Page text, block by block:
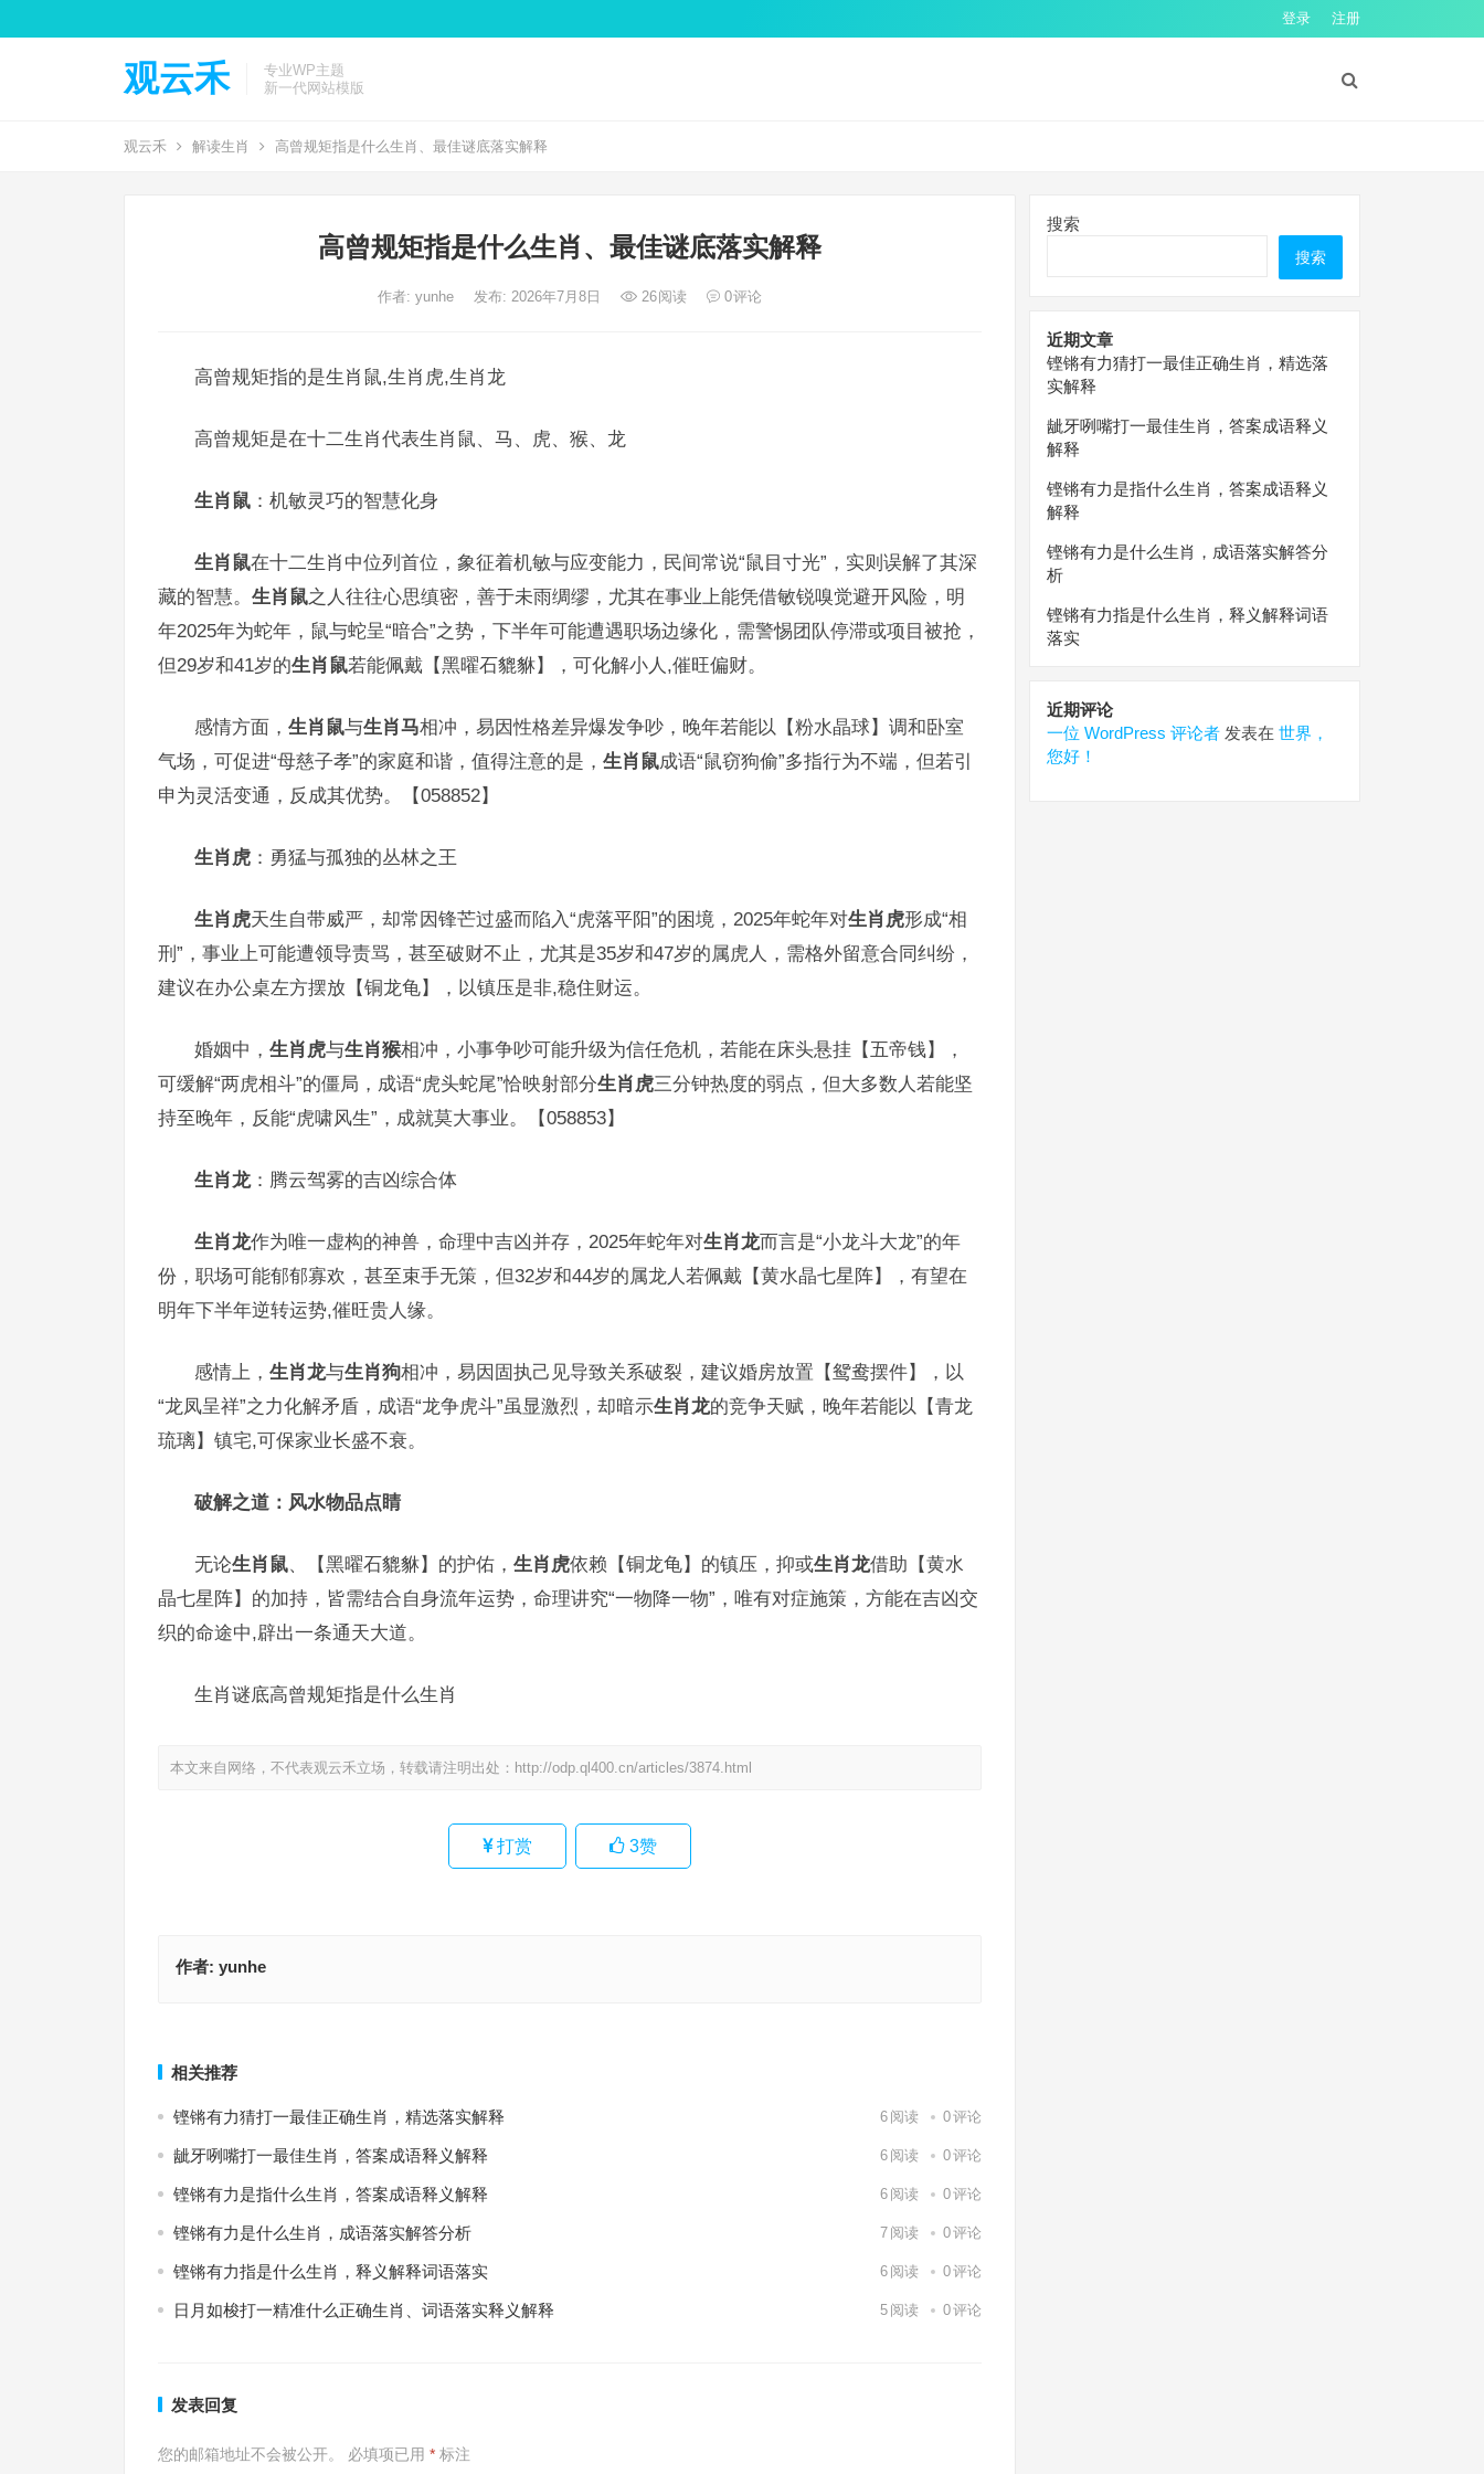
登录 注册
观云禾
专业WP主题
新一代网站模版
观云禾 解读生肖 高曾规矩指是什么生肖、最佳谜底落实解释
高曾规矩指是什么生肖、最佳谜底落实解释
作者: yunhe 发布: 2026年7月8日 26阅读 0评论
高曾规矩指的是生肖鼠,生肖虎,生肖龙
高曾规矩是在十二生肖代表生肖鼠、马、虎、猴、龙
生肖鼠 ：机敏灵巧的智慧化身
生肖鼠在十二生肖中位列首位，象征着机敏与应变能力，民间常说“鼠目寸光”，实则误解了其深
藏的智慧。 生肖鼠之人往往心思缜密，善于未雨绸缪，尤其在事业上能凭借敏锐嗅觉避开风险，明
年2025年为蛇年，鼠与蛇呈“暗合”之势，下半年可能遭遇职场边缘化，需警惕团队停滞或项目被抢，
但29岁和41岁的生肖鼠若能佩戴【黑曜石貔貅】，可化解小人,催旺偏财。
感情方面， 生肖鼠与生肖马相冲，易因性格差异爆发争吵，晚年若能以【粉水晶球】调和卧室
气场，可促进“母慈子孝”的家庭和谐，值得注意的是， 生肖鼠成语“鼠窃狗偷”多指行为不端，但若引
申为灵活变通，反成其优势。【058852】
生肖虎 ：勇猛与孤独的丛林之王
生肖虎天生自带威严，却常因锋芒过盛而陷入“虎落平阳”的困境，2025年蛇年对生肖虎形成“相
刑”，事业上可能遭领导责骂，甚至破财不止，尤其是35岁和47岁的属虎人，需格外留意合同纠纷，
建议在办公桌左方摆放【铜龙龟】，以镇压是非,稳住财运。
婚姻中， 生肖虎与生肖猴相冲，小事争吵可能升级为信任危机，若能在床头悬挂【五帝钱】，
可缓解“两虎相斗”的僵局，成语“虎头蛇尾”恰映射部分生肖虎三分钟热度的弱点，但大多数人若能坚
持至晚年，反能“虎啸风生”，成就莫大事业。【058853】
生肖龙：腾云驾雾的吉凶综合体
生肖龙作为唯一虚构的神兽，命理中吉凶并存，2025年蛇年对生肖龙而言是“小龙斗大龙”的年
份，职场可能郁郁寡欢，甚至束手无策，但32岁和44岁的属龙人若佩戴【黄水晶七星阵】，有望在
明年下半年逆转运势,催旺贵人缘。
感情上， 生肖龙与生肖狗相冲，易因固执己见导致关系破裂，建议婚房放置【鸳鸯摆件】，以
“龙凤呈祥”之力化解矛盾，成语“龙争虎斗”虽显激烈，却暗示生肖龙的竞争天赋，晚年若能以【青龙
琉璃】镇宅,可保家业长盛不衰。
破解之道：风水物品点睛
无论生肖鼠、【黑曜石貔貅】的护佑， 生肖虎依赖【铜龙龟】的镇压，抑或生肖龙借助【黄水
晶七星阵】的加持，皆需结合自身流年运势，命理讲究“一物降一物”，唯有对症施策，方能在吉凶交
织的命途中,辟出一条通天大道。
生肖谜底高曾规矩指是什么生肖
本文来自网络，不代表观云禾立场，转载请注明出处： http://odp.ql400.cn/articles/3874.html
打赏 3赞
作者: yunhe
相关推荐
铿锵有力猜打一最佳正确生肖，精选落实解释 6 阅读 0评论
龇牙咧嘴打一最佳生肖，答案成语释义解释 6 阅读 0评论
铿锵有力是指什么生肖，答案成语释义解释 6 阅读 0评论
铿锵有力是什么生肖，成语落实解答分析 7 阅读 0评论
铿锵有力指是什么生肖，释义解释词语落实 6 阅读 0评论
日月如梭打一精准什么正确生肖、词语落实释义解释 5 阅读 0评论
发表回复
您的邮箱地址不会被公开。 必填项已用 * 标注
搜索
搜索
近期文章
铿锵有力猜打一最佳正确生肖，精选落
实解释
龇牙咧嘴打一最佳生肖，答案成语释义
解释
铿锵有力是指什么生肖，答案成语释义
解释
铿锵有力是什么生肖，成语落实解答分
析
铿锵有力指是什么生肖，释义解释词语
落实
近期评论
一位 WordPress 评论者 发表在 世界，
您好！